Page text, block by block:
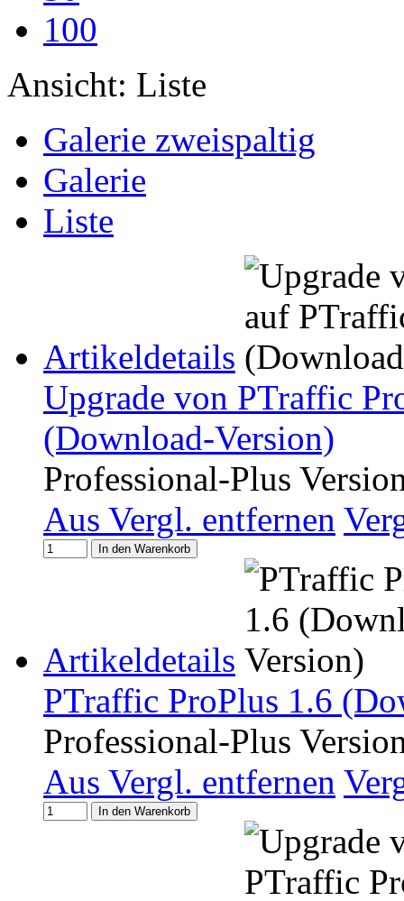
100
Ansicht: Liste
Galerie zweispaltig
Galerie
Liste
Artikeldetails
Upgrade von PTraffic
(Download-Version)
Professional-Plus
Aus Vergl. entfernen
In den Warenkorb
Artikeldetails
PTraffic ProPlus 1.6
Professional-Plus
Aus Vergl. entfernen
In den Warenkorb